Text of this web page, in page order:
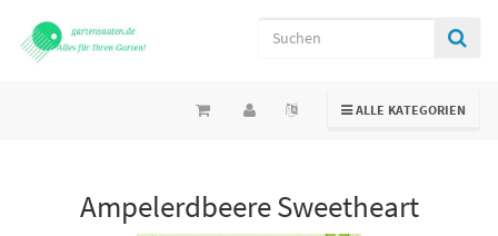
TOGGLE NAVIGATION
ALLE KATEGORIEN
Ampelerdbeere Sweetheart